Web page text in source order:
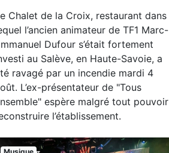
Chalet de la Croix, restaurant dans
l’ancien animateur de TF1 Marc-
Dufour s’était fortement
au Salève, en Haute-Savoie, a
ravagé par un incendie mardi 4
L’ex-présentateur de "Tous
espère malgré tout pouvoir
l’établissement.